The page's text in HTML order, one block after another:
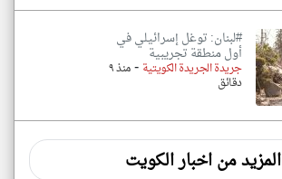
#لبنان: توغل إسرائيلي في
أول منطقة تجريبية
جريدة الجريدة الكويتية - منذ ٩
دقائق
المزيد من اخبار الكويت